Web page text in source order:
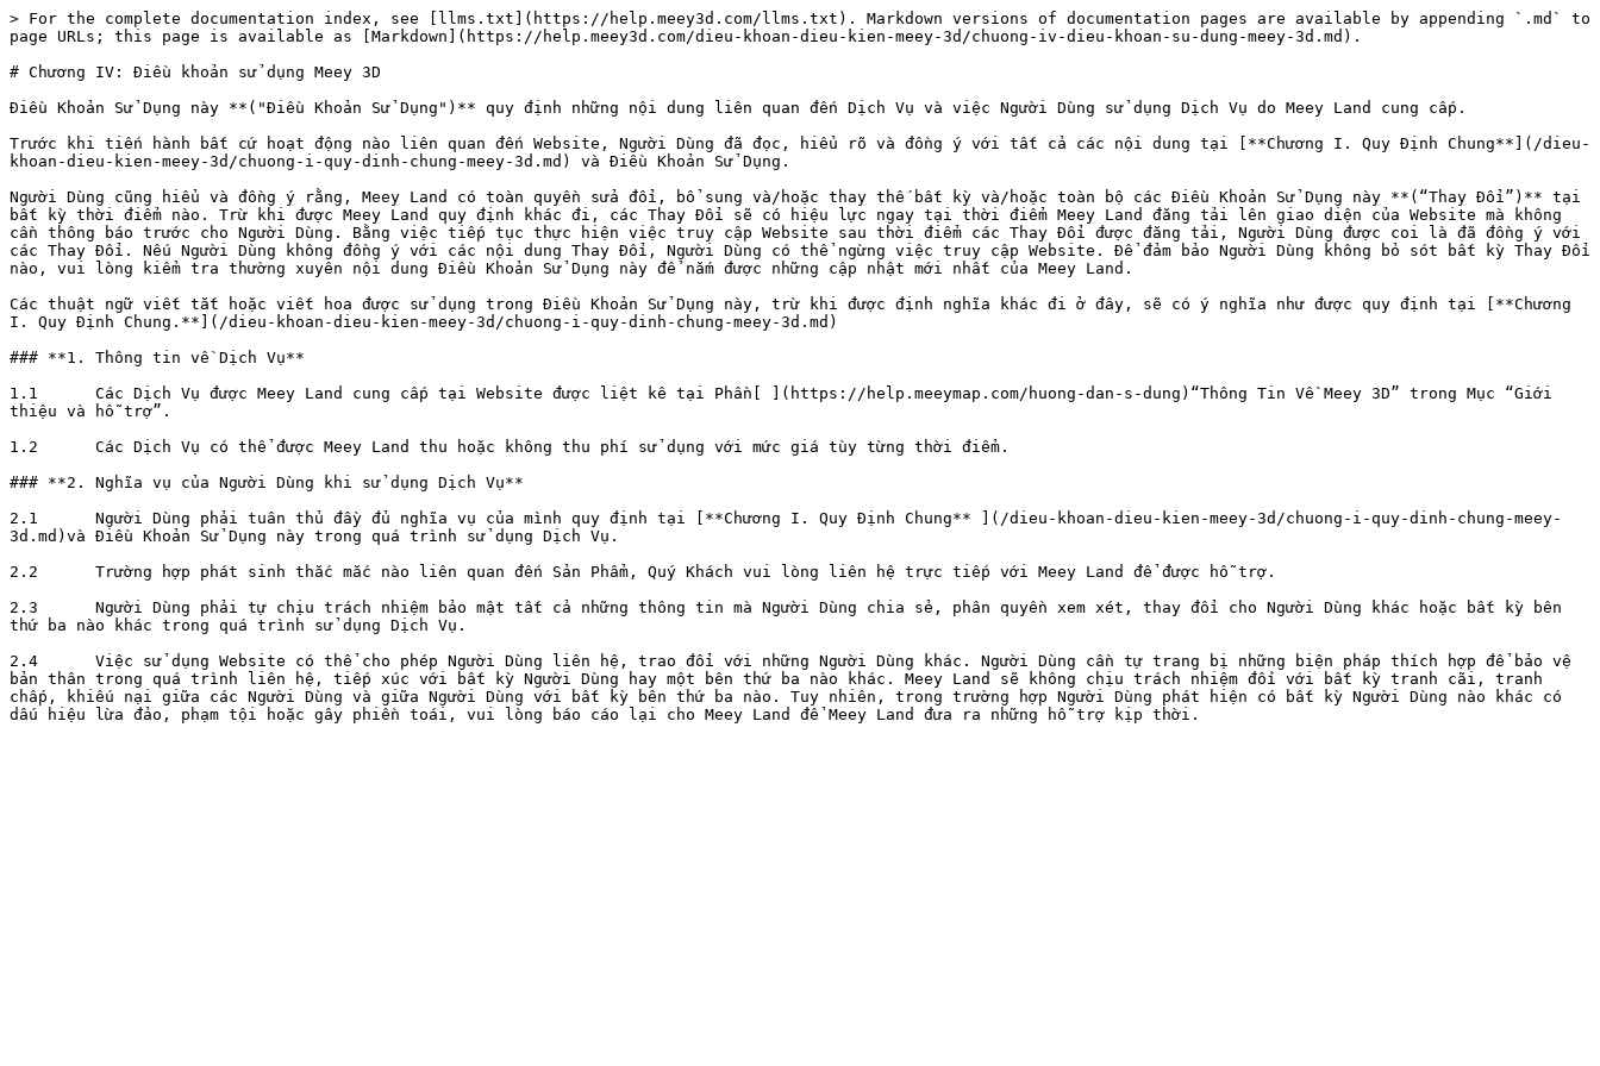
> For the complete documentation index, see [llms.txt](https://help.meey3d.com/llms.txt). Markdown versions of documentation pages are available by appending `.md` to
page URLs; this page is available as [Markdown](https://help.meey3d.com/dieu-khoan-dieu-kien-meey-3d/chuong-iv-dieu-khoan-su-dung-meey-3d.md).
# Chương IV: Điều khoản sử dụng Meey 3D
Điều Khoản Sử Dụng này **("Điều Khoản Sử Dụng")** quy định những nội dung liên quan đến Dịch Vụ và việc Người Dùng sử dụng Dịch Vụ do Meey Land cung cấp.
Trước khi tiến hành bất cứ hoạt động nào liên quan đến Website, Người Dùng đã đọc, hiểu rõ và đồng ý với tất cả các nội dung tại [**Chương I. Quy Định Chung**](/dieu-
khoan-dieu-kien-meey-3d/chuong-i-quy-dinh-chung-meey-3d.md) và Điều Khoản Sử Dụng.
Người Dùng cũng hiểu và đồng ý rằng, Meey Land có toàn quyền sửa đổi, bổ sung và/hoặc thay thế bất kỳ và/hoặc toàn bộ các Điều Khoản Sử Dụng này **(“Thay Đổi”)** tại
bất kỳ thời điểm nào. Trừ khi được Meey Land quy định khác đi, các Thay Đổi sẽ có hiệu lực ngay tại thời điểm Meey Land đăng tải lên giao diện của Website mà không
cần thông báo trước cho Người Dùng. Bằng việc tiếp tục thực hiện việc truy cập Website sau thời điểm các Thay Đổi được đăng tải, Người Dùng được coi là đã đồng ý với
các Thay Đổi. Nếu Người Dùng không đồng ý với các nội dung Thay Đổi, Người Dùng có thể ngừng việc truy cập Website. Để đảm bảo Người Dùng không bỏ sót bất kỳ Thay Đổi
nào, vui lòng kiểm tra thường xuyên nội dung Điều Khoản Sử Dụng này để nắm được những cập nhật mới nhất của Meey Land.
Các thuật ngữ viết tắt hoặc viết hoa được sử dụng trong Điều Khoản Sử Dụng này, trừ khi được định nghĩa khác đi ở đây, sẽ có ý nghĩa như được quy định tại [**Chương
I. Quy Định Chung.**](/dieu-khoan-dieu-kien-meey-3d/chuong-i-quy-dinh-chung-meey-3d.md)
### **1. Thông tin về Dịch Vụ**
1.1      Các Dịch Vụ được Meey Land cung cấp tại Website được liệt kê tại Phần[ ](https://help.meeymap.com/huong-dan-s-dung)“Thông Tin Về Meey 3D” trong Mục “Giới
thiệu và hỗ trợ”.
1.2      Các Dịch Vụ có thể được Meey Land thu hoặc không thu phí sử dụng với mức giá tùy từng thời điểm.
### **2. Nghĩa vụ của Người Dùng khi sử dụng Dịch Vụ**
2.1      Người Dùng phải tuân thủ đầy đủ nghĩa vụ của mình quy định tại [**Chương I. Quy Định Chung** ](/dieu-khoan-dieu-kien-meey-3d/chuong-i-quy-dinh-chung-meey-
3d.md)và Điều Khoản Sử Dụng này trong quá trình sử dụng Dịch Vụ.
2.2      Trường hợp phát sinh thắc mắc nào liên quan đến Sản Phẩm, Quý Khách vui lòng liên hệ trực tiếp với Meey Land để được hỗ trợ.
2.3      Người Dùng phải tự chịu trách nhiệm bảo mật tất cả những thông tin mà Người Dùng chia sẻ, phân quyền xem xét, thay đổi cho Người Dùng khác hoặc bất kỳ bên
thứ ba nào khác trong quá trình sử dụng Dịch Vụ.
2.4      Việc sử dụng Website có thể cho phép Người Dùng liên hệ, trao đổi với những Người Dùng khác. Người Dùng cần tự trang bị những biện pháp thích hợp để bảo vệ
bản thân trong quá trình liên hệ, tiếp xúc với bất kỳ Người Dùng hay một bên thứ ba nào khác. Meey Land sẽ không chịu trách nhiệm đối với bất kỳ tranh cãi, tranh
chấp, khiếu nại giữa các Người Dùng và giữa Người Dùng với bất kỳ bên thứ ba nào. Tuy nhiên, trong trường hợp Người Dùng phát hiện có bất kỳ Người Dùng nào khác có